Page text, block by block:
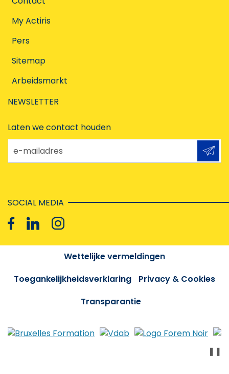
My Actiris
Pers
Sitemap
Arbeidsmarkt
NEWSLETTER
Laten we contact houden
e-mailadres
SOCIAL MEDIA
Wettelijke vermeldingen
Toegankelijkheidsverklaring
Privacy & Cookies
Transparantie
❚❚